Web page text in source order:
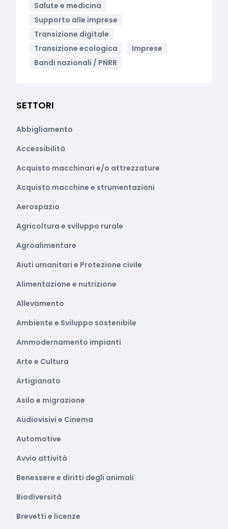
Salute e medicina
Supporto alle imprese
Transizione digitale
Transizione ecologica
Imprese
Bandi nazionali / PNRR
SETTORI
Abbigliamento
Accessibilità
Acquisto macchinari e/o attrezzature
Acquisto macchine e strumentazioni
Aerospazio
Agricoltura e sviluppo rurale
Agroalimentare
Aiuti umanitari e Protezione civile
Alimentazione e nutrizione
Allevamento
Ambiente e Sviluppo sostenibile
Ammodernamento impianti
Arte e Cultura
Artigianato
Asilo e migrazione
Audiovisivi e Cinema
Automotive
Avvio attività
Benessere e diritti degli animali
Biodiversità
Brevetti e licenze